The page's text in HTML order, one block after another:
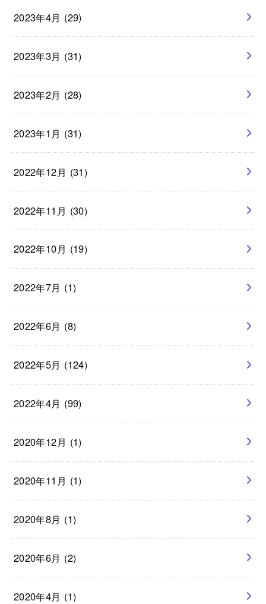
2023年4月 (29)
2023年3月 (31)
2023年2月 (28)
2023年1月 (31)
2022年12月 (31)
2022年11月 (30)
2022年10月 (19)
2022年7月 (1)
2022年6月 (8)
2022年5月 (124)
2022年4月 (99)
2020年12月 (1)
2020年11月 (1)
2020年8月 (1)
2020年6月 (2)
2020年4月 (1)